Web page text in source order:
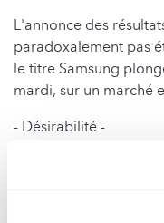
L'annonce des
paradoxalement pas
le titre Samsung
mardi, sur un marché
- Désirabilité -
La grande question,